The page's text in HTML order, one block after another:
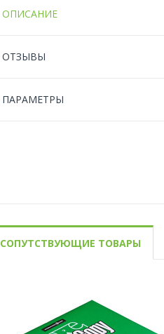
ОПИСАНИЕ
ОТЗЫВЫ
ПАРАМЕТРЫ
СОПУТСТВУЮЩИЕ ТОВАРЫ